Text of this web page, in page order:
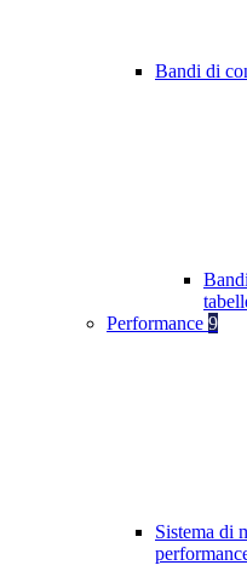
Bandi di
Performance 9
Sistema di